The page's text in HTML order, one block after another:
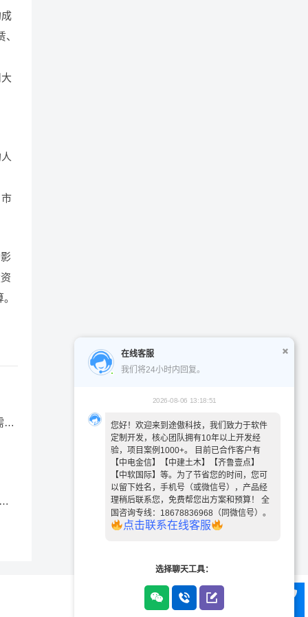
要
在线客服
我们将24小时内回复。
2026-08-06 13:18:51
您好！欢迎来到途傲科技，我们致力于软件
定制开发，核心团队拥有10年以上开发经
验，项目案例1000+。 目前已合作客户有
【中电金信】【中建土木】【齐鲁壹点】
【中软国际】等。为了节省您的时间，您可
以留下姓名，手机号（或微信号），产品经
理稍后联系您，免费帮您出方案和预算！ 全
国咨询专线：18678836968（同微信号）。
点击联系在线客服
选择聊天工具：